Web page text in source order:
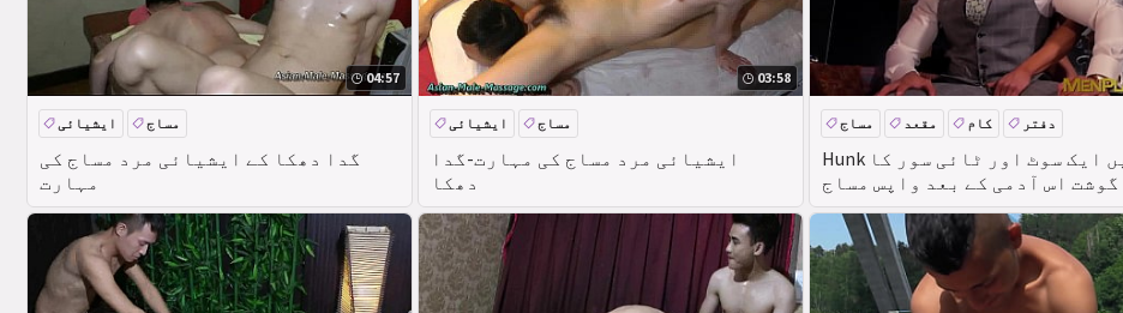
04:57
گدا دھکا کے ایشیائی مرد مساج کی
مہارت
ایشیائی مساج
03:58
ایشیائی مرد مساج کی مہارت-گدا
دھکا
ایشیائی مساج
Hunk میں ایک سوٹ اور ٹائی سور کا
گوشت اس آدمی کے بعد واپس مساج
مساج مقعد کام دفتر